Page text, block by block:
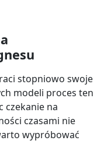
stopniowo swoje
modeli proces ten
czekanie na
czasami nie
wypróbować